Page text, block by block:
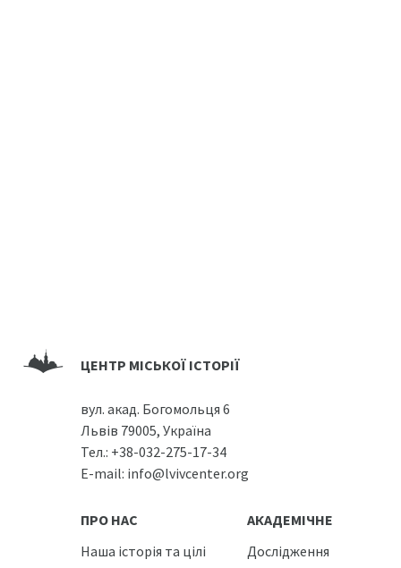
ЦЕНТР МІСЬКОЇ ІСТОРІЇ
вул. акад. Богомольця 6
Львів 79005, Україна
Тел.: +38-032-275-17-34
E-mail: info@lvivcenter.org
ПРО НАС
Наша історія та цілі
АКАДЕМІЧНЕ
Дослідження